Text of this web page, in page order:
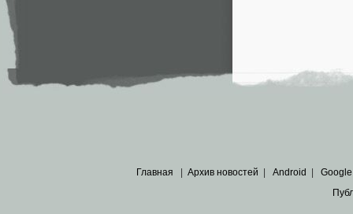
Главная Архив новостей Android Google